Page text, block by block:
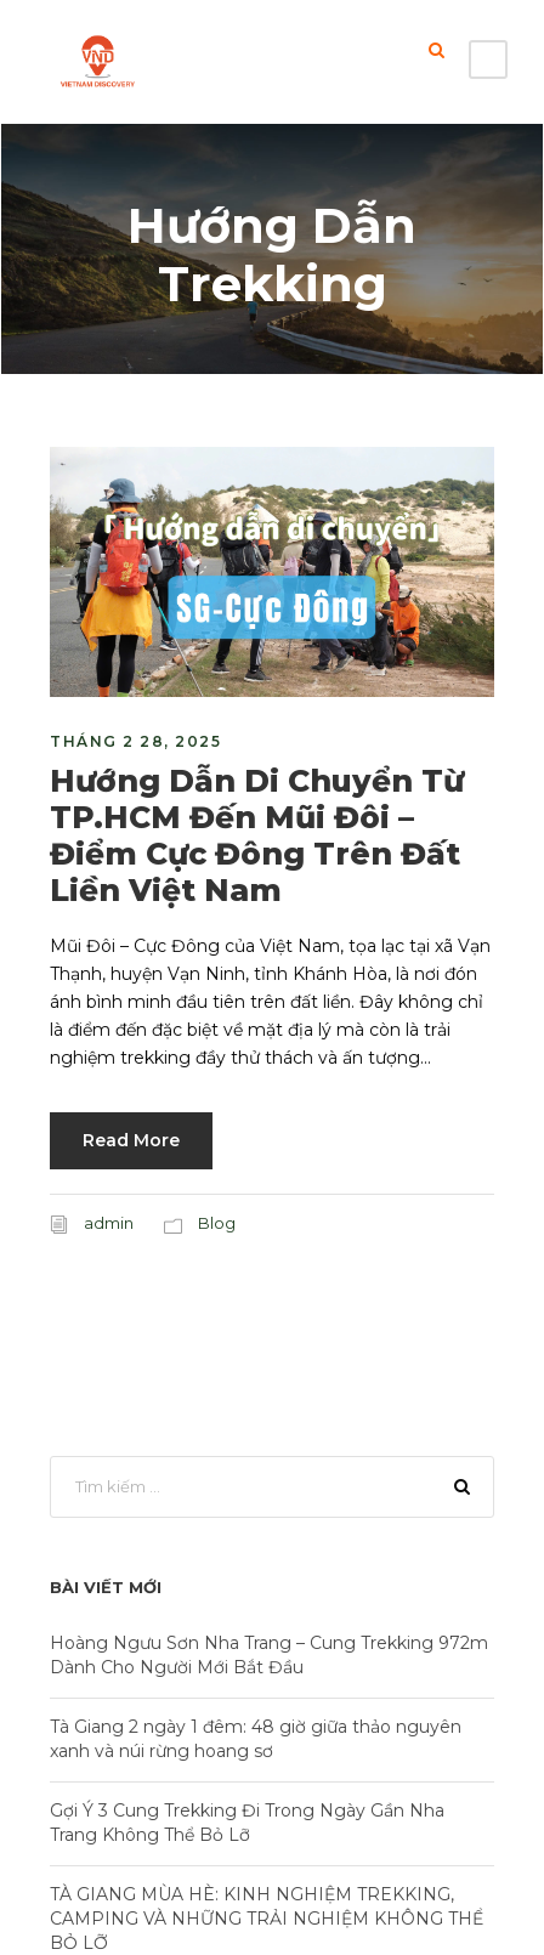
Hướng Dẫn
Trekking
THÁNG 2 28, 2025
Hướng Dẫn Di Chuyển Từ
TP.HCM Đến Mũi Đôi –
Điểm Cực Đông Trên Đất
Liền Việt Nam
Mũi Đôi – Cực Đông của Việt Nam, tọa lạc tại xã Vạn
Thạnh, huyện Vạn Ninh, tỉnh Khánh Hòa, là nơi đón
ánh bình minh đầu tiên trên đất liền. Đây không chỉ
là điểm đến đặc biệt về mặt địa lý mà còn là trải
nghiệm trekking đầy thử thách và ấn tượng...
Read More
admin Blog
BÀI VIẾT MỚI
Hoàng Ngưu Sơn Nha Trang – Cung Trekking 972m
Dành Cho Người Mới Bắt Đầu
Tà Giang 2 ngày 1 đêm: 48 giờ giữa thảo nguyên
xanh và núi rừng hoang sơ
Gợi Ý 3 Cung Trekking Đi Trong Ngày Gần Nha
Trang Không Thể Bỏ Lỡ
TÀ GIANG MÙA HÈ: KINH NGHIỆM TREKKING,
CAMPING VÀ NHỮNG TRẢI NGHIỆM KHÔNG THỂ
BỎ LỠ